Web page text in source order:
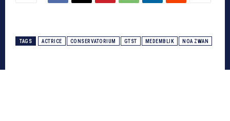
TAGS ACTRICE CONSERVATORIUM GTST MEDEMBLIK NOA ZWAN